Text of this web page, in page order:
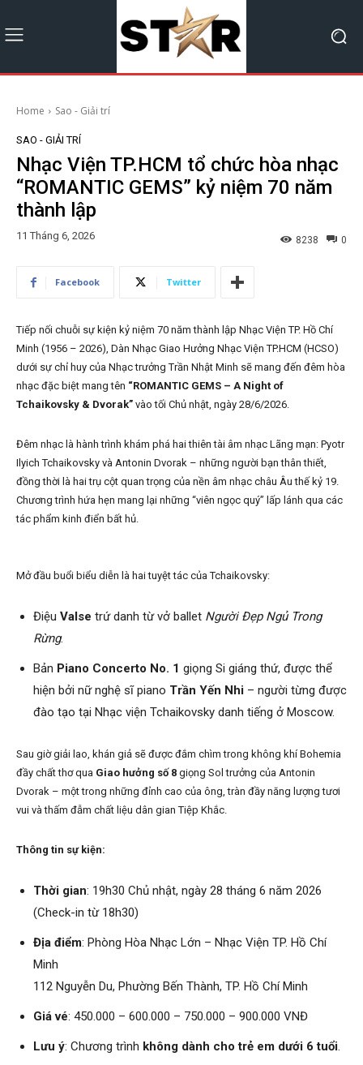
Home Sao - Giải trí
SAO - GIẢI TRÍ
Nhạc Viện TP.HCM tổ chức hòa nhạc
“ROMANTIC GEMS” kỷ niệm 70 năm
thành lập
11 Tháng 6, 2026 0
8238
Facebook Twitter
Tiếp nối chuỗi sự kiện kỷ niệm 70 năm thành lập Nhạc Viện TP. Hồ Chí
Minh (1956 – 2026), Dàn Nhạc Giao Hưởng Nhạc Viện TP.HCM (HCSO)
dưới sự chỉ huy của Nhạc trưởng Trần Nhật Minh sẽ mang đến đêm hòa
nhạc đặc biệt mang tên “ROMANTIC GEMS – A Night of
Tchaikovsky & Dvorak” vào tối Chủ nhật, ngày 28/6/2026.
Đêm nhạc là hành trình khám phá hai thiên tài âm nhạc Lãng mạn: Pyotr
Ilyich Tchaikovsky và Antonin Dvorak – những người bạn thân thiết,
đồng thời là hai trụ cột quan trọng của nền âm nhạc châu Âu thế kỷ 19.
Chương trình hứa hẹn mang lại những “viên ngọc quý” lấp lánh qua các
tác phẩm kinh điển bất hủ.
Mở đầu buổi biểu diễn là hai tuyệt tác của Tchaikovsky:
Điệu Valse trứ danh từ vở ballet Người Đẹp Ngủ Trong
Rừng.
Bản Piano Concerto No. 1 giọng Si giáng thứ, được thể
hiện bởi nữ nghệ sĩ piano Trần Yến Nhi – người từng được
đào tạo tại Nhạc viện Tchaikovsky danh tiếng ở Moscow.
Sau giờ giải lao, khán giả sẽ được đắm chìm trong không khí Bohemia
đầy chất thơ qua Giao hưởng số 8 giọng Sol trưởng của Antonin
Dvorak – một trong những đỉnh cao của ông, tràn đầy năng lượng tươi
vui và thấm đẫm chất liệu dân gian Tiệp Khắc.
Thông tin sự kiện:
Thời gian: 19h30 Chủ nhật, ngày 28 tháng 6 năm 2026
(Check-in từ 18h30)
Địa điểm: Phòng Hòa Nhạc Lớn – Nhạc Viện TP. Hồ Chí
Minh
112 Nguyễn Du, Phường Bến Thành, TP. Hồ Chí Minh
Giá vé: 450.000 – 600.000 – 750.000 – 900.000 VNĐ
Lưu ý: Chương trình không dành cho trẻ em dưới 6 tuổi.